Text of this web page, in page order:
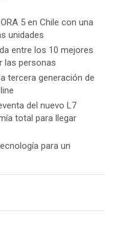
5 en Chile con una
unidades
entre los 10 mejores
las personas
tercera generación de
del nuevo L7
total para llegar
para un